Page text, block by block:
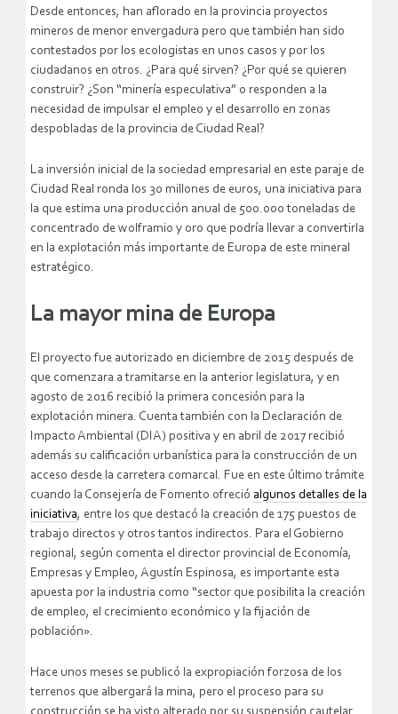
Desde entonces, han aflorado en la provincia proyectos
mineros de menor envergadura pero que también han sido
contestados por los ecologistas en unos casos y por los
ciudadanos en otros. ¿Para qué sirven? ¿Por qué se quieren
construir? ¿Son “minería especulativa” o responden a la
necesidad de impulsar el empleo y el desarrollo en zonas
despobladas de la provincia de Ciudad Real?
La inversión inicial de la sociedad empresarial en este paraje de
Ciudad Real ronda los 30 millones de euros, una iniciativa para
la que estima una producción anual de 500.000 toneladas de
concentrado de wolframio y oro que podría llevar a convertirla
en la explotación más importante de Europa de este mineral
estratégico.
La mayor mina de Europa
El proyecto fue autorizado en diciembre de 2015 después de
que comenzara a tramitarse en la anterior legislatura, y en
agosto de 2016 recibió la primera concesión para la
explotación minera. Cuenta también con la Declaración de
Impacto Ambiental (DIA) positiva y en abril de 2017 recibió
además su calificación urbanística para la construcción de un
acceso desde la carretera comarcal. Fue en este último trámite
cuando la Consejería de Fomento ofreció algunos detalles de la
iniciativa, entre los que destacó la creación de 175 puestos de
trabajo directos y otros tantos indirectos. Para el Gobierno
regional, según comenta el director provincial de Economía,
Empresas y Empleo, Agustín Espinosa, es importante esta
apuesta por la industria como “sector que posibilita la creación
de empleo, el crecimiento económico y la fijación de
población».
Hace unos meses se publicó la expropiación forzosa de los
terrenos que albergará la mina, pero el proceso para su